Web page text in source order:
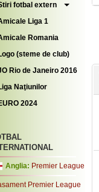
fotbal extern
Liga 1
Romania
(steme de club)
Rio de Janeiro 2016
Naţiunilor
2024
Anglia: Premier League
Premier League